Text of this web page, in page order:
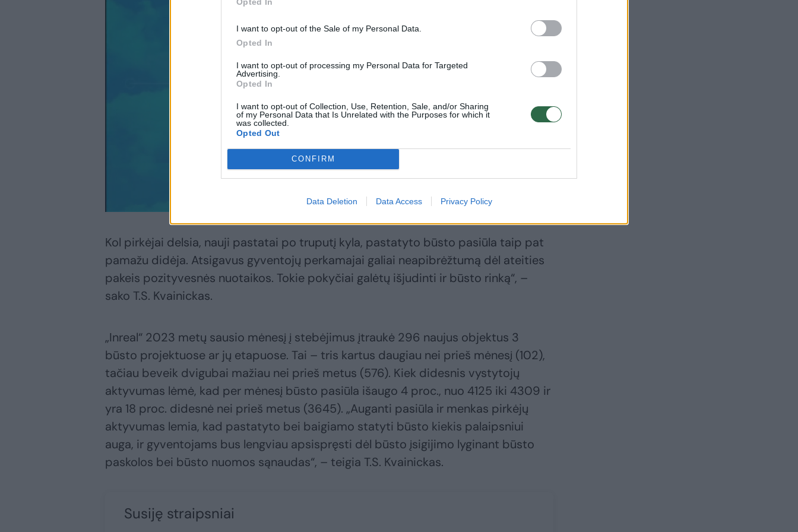
I want to opt-out of the Sale of my Personal Data.
Opted In
I want to opt-out of processing my Personal Data for Targeted
Advertising.
Opted In
I want to opt-out of Collection, Use, Retention, Sale, and/or Sharing
of my Personal Data that Is Unrelated with the Purposes for which it
was collected.
Opted Out
CONFIRM
Data Deletion Data Access Privacy Policy
Kol pirkėjai delsia, nauji pastatai po truputį kyla, pastatyto būsto pasiūla taip pat
pamažu didėja. Atsigavus gyventojų perkamajai galiai neapibrėžtumą dėl ateities
pakeis pozityvesnės nuotaikos. Tokie pokyčiai galėtų išjudinti ir būsto rinką“, –
sako T.S. Kvainickas.
„Inreal“ 2023 metų sausio mėnesį į stebėjimus įtraukė 296 naujus objektus 3
būsto projektuose ar jų etapuose. Tai – tris kartus daugiau nei prieš mėnesį (102),
tačiau beveik dvigubai mažiau nei prieš metus (576). Kiek didesnis vystytojų
aktyvumas lėmė, kad per mėnesį būsto pasiūla išaugo 4 proc., nuo 4125 iki 4309 ir
yra 18 proc. didesnė nei prieš metus (3645). „Auganti pasiūla ir menkas pirkėjų
aktyvumas lemia, kad pastatyto bei baigiamo statyti būsto kiekis palaipsniui
auga, ir gyventojams bus lengviau apsispręsti dėl būsto įsigijimo lyginant būsto
paskolos bei būsto nuomos sąnaudas“, – teigia T.S. Kvainickas.
Susiję straipsniai